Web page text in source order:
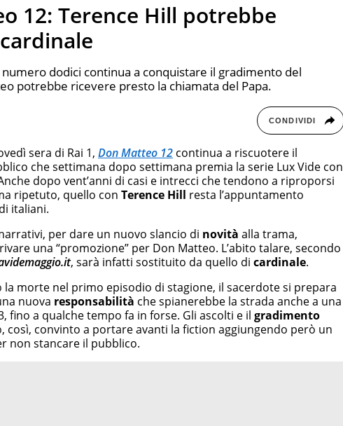
12: Terence Hill potrebbe
dodici continua a conquistare il gradimento del
potrebbe ricevere presto la chiamata del Papa.
CONDIVIDI
sera di Rai 1, Don Matteo 12 continua a riscuotere il
che settimana dopo settimana premia la serie Lux Vide con
dopo vent’anni di casi e intrecci che tendono a riproporsi
ripetuto, quello con Terence Hill resta l’appuntamento
italiani.
per dare un nuovo slancio di novità alla trama,
una “promozione” per Don Matteo. L’abito talare, secondo
, sarà infatti sostituito da quello di cardinale.
la morte nel primo episodio di stagione, il sacerdote si prepara
nuova responsabilità che spianerebbe la strada anche a una
fino a qualche tempo fa in forse. Gli ascolti e il gradimento
così, convinto a portare avanti la fiction aggiungendo però un
non stancare il pubblico.